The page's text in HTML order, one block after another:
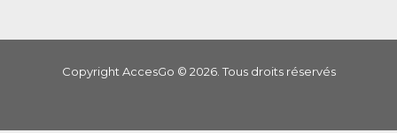
Copyright AccesGo © 2026. Tous droits réservés